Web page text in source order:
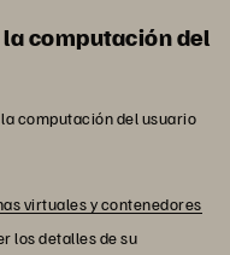
computación del
computación del usuario
virtuales y contenedores
los detalles de su